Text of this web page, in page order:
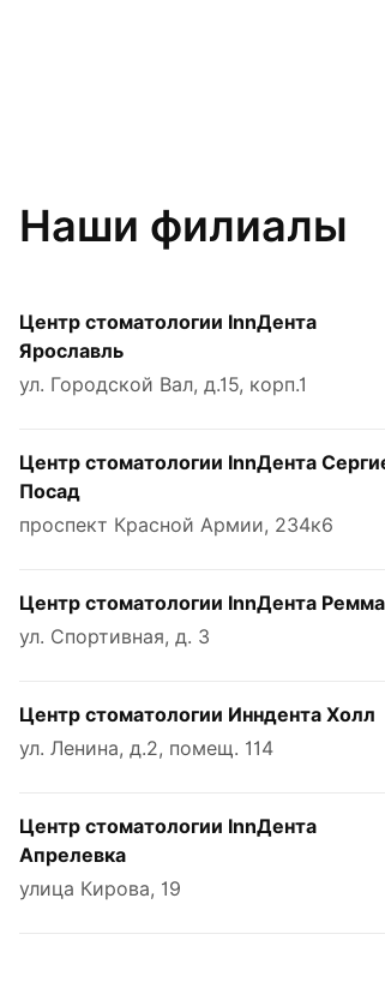
Наши филиалы
Центр стоматологии InnДента
Ярославль
ул. Городской Вал, д.15, корп.1
Центр стоматологии InnДента
Посад
проспект Красной Армии, 234к6
Центр стоматологии InnДента
ул. Спортивная, д. 3
Центр стоматологии Инндента Холл
ул. Ленина, д.2, помещ. 114
Центр стоматологии InnДента
Апрелевка
улица Кирова, 19